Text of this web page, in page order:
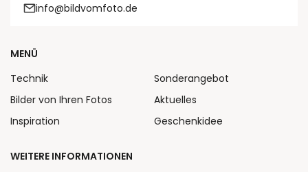
info@bildvomfoto.de
MENÜ
Technik
Bilder von Ihren Fotos
Inspiration
Sonderangebot
Aktuelles
Geschenkidee
WEITERE INFORMATIONEN